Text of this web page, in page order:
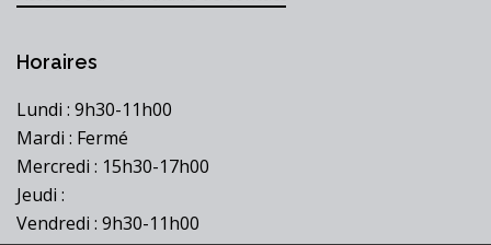
Horaires
Lundi : 9h30-11h00
Mardi : Fermé
Mercredi : 15h30-17h00
Jeudi :
Vendredi : 9h30-11h00